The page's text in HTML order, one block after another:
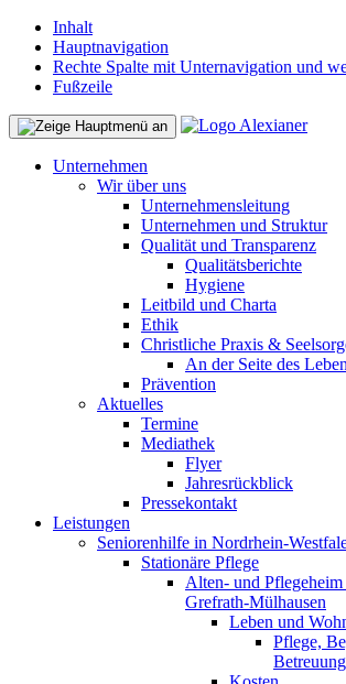
Inhalt
Hauptnavigation
Rechte Spalte mit Unternavigation und
Fußzeile
Unternehmen
Wir über uns
Unternehmensleitung
Unternehmen und Struktur
Qualität und Transparenz
Qualitätsberichte
Hygiene
Leitbild und Charta
Ethik
Christliche Praxis &
An der Seite des
Prävention
Aktuelles
Termine
Mediathek
Flyer
Jahresrückblick
Pressekontakt
Leistungen
Seniorenhilfe in Nordrhein-
Stationäre Pflege
Alten- und Pflegeheim
Grefrath-Mülhausen
Leben und
Pflege,
Betreuung